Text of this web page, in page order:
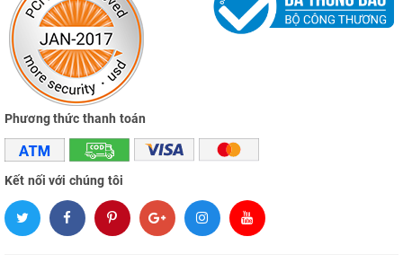
Phương thức thanh toán
Kết nối với chúng tôi